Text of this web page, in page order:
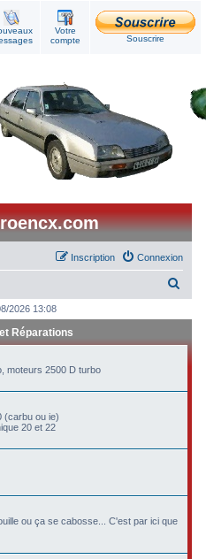
Votre
compte
Souscrire
Connexion
Inscription
h
r
e
2026 13:08
Réparations
moteurs 2500 D turbo
(carbu ou ie)
20 et 22
ou ça se cabosse... C'est par ici que